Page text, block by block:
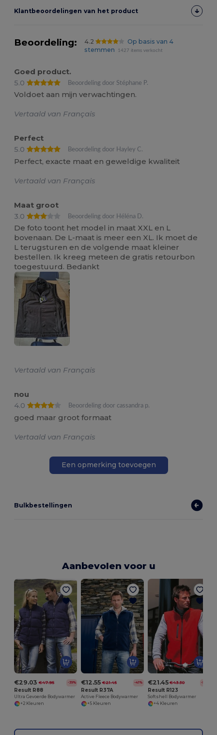
Klantbeoordelingen van het product
Beoordeling: 4.2
Op basis van 4
stemmen
1427 items verkocht
Goed product.
5.0
Beoordeling door Stéphane P.
Voldoet aan mijn verwachtingen.
Vertaald van Français
Perfect
5.0
Beoordeling door Hayley C.
Perfect, exacte maat en geweldige kwaliteit
Vertaald van Français
Maat groot
3.0
Beoordeling door Héléna D.
De foto toont het model in maat XXL en L
bovenaan. De L-maat is meer een XL. Ik moet de
L terugsturen en de volgende maat kleiner
bestellen. Ik kreeg meteen de gratis retourbon
toegestuurd. Bedankt
Vertaald van Français
nou
4.0
Beoordeling door cassandra p.
goed maar groot formaat
Vertaald van Français
Een opmerking toevoegen
Bulkbestellingen
Aanbevolen voor u
€29.03 €47.95 -39%
Result R88
Ultra Gevoerde Bodywarmer
+2 Kleuren
€12.55 €21.45 -41%
Result R37A
Active Fleece Bodywarmer
+5 Kleuren
€21.45 €43.30 -50%
Result R123
Softshell Bodywarmer
+4 Kleuren